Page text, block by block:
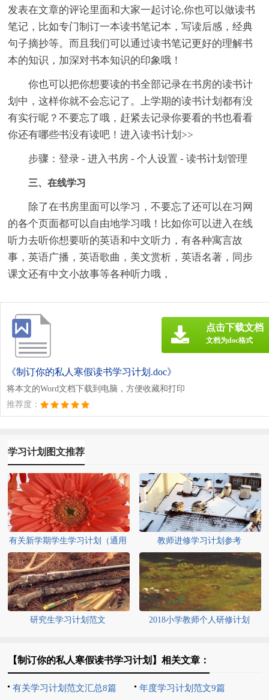
发表在文章的评论里面和大家一起讨论,你也可以做读书
笔记，比如专门制订一本读书笔记本，写读后感，经典
句子摘抄等。而且我们可以通过读书笔记更好的理解书
本的知识，加深对书本知识的印象哦！
你也可以把你想要读的书全部记录在书房的读书计
划中，这样你就不会忘记了。上学期的读书计划都有没
有实行呢？不要忘了哦，赶紧去记录你要看的书也看看
你还有哪些书没有读吧！进入读书计划>>
步骤：登录 - 进入书房 - 个人设置 - 读书计划管理
三、在线学习
除了在书房里面可以学习，不要忘了还可以在习网
的各个页面都可以自由地学习哦！比如你可以进入在线
听力去听你想要听的英语和中文听力，有各种寓言故
事，英语广播，英语歌曲，美文赏析，英语名著，同步
课文还有中文小故事等各种听力哦，
《制订你的私人寒假读书学习计划.doc》
将本文的Word文档下载到电脑，方便收藏和打印
推荐度：
点击下载文档
文档为doc格式
学习计划图文推荐
有关新学期学生学习计划（通用
36篇）
教师进修学习计划参考
研究生学习计划范文 2018小学教师个人研修计划
【制订你的私人寒假读书学习计划】相关文章：
有关学习计划范文汇总8篇 年度学习计划范文9篇